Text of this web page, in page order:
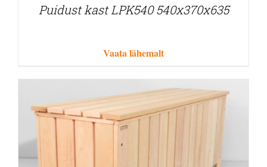
Puidust kast LPK540 540x370x635
Vaata lähemalt